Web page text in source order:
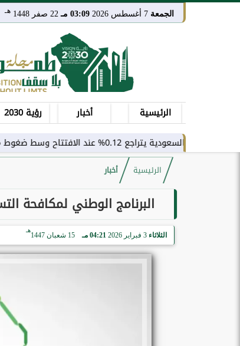
الجمعة 03:09 مـ 22 صفر 1448 هـ
الرئيسية أخبار رؤية 2030
0.12% عند الافتتاح وسط ضغوط من قطاع النقل
الرئيسية أخبار
البرنامج الوطني لمكافحة التستر ينفذ أكثر من 2,500
الثلاثاء 3 فبراير 2026 04:21 مـ 15 شعبان 1447
هـ